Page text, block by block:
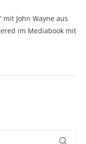
mit John Wayne aus
im Mediabook mit